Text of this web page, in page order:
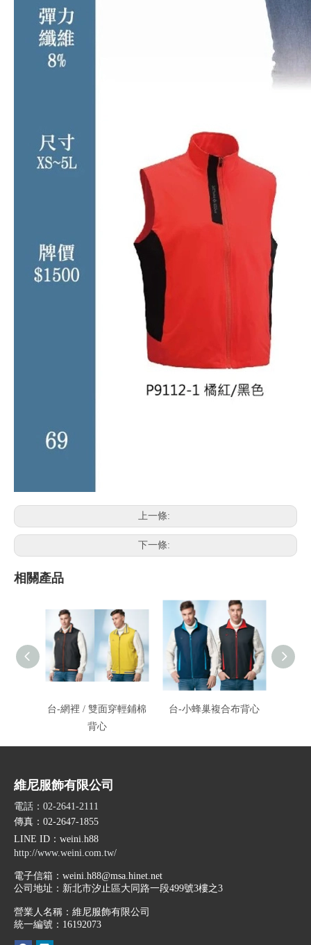
上一條:
下一條:
相關產品
台-網裡 / 雙面穿輕鋪棉
背心
台-小蜂巢複合布背心
維尼服飾有限公司
電話：02-2641-2111
傳真：02-2647-1855
LINE ID ：weini.h88
http://www.weini.com.tw/
電子信箱： weini.h88@msa.hinet.net
公司地址： 新北市汐止區大同路一段499號3樓之3
營業人名稱：維尼服飾有限公司
統一編號：16192073